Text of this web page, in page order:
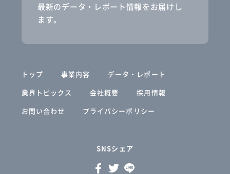
最新のデータ・レポート情報をお届けし
ます。
トップ 事業内容
データ・レポート
業界トピックス
会社概要
採用情報
お問い合わせ
プライバシーポリシー
SNSシェア